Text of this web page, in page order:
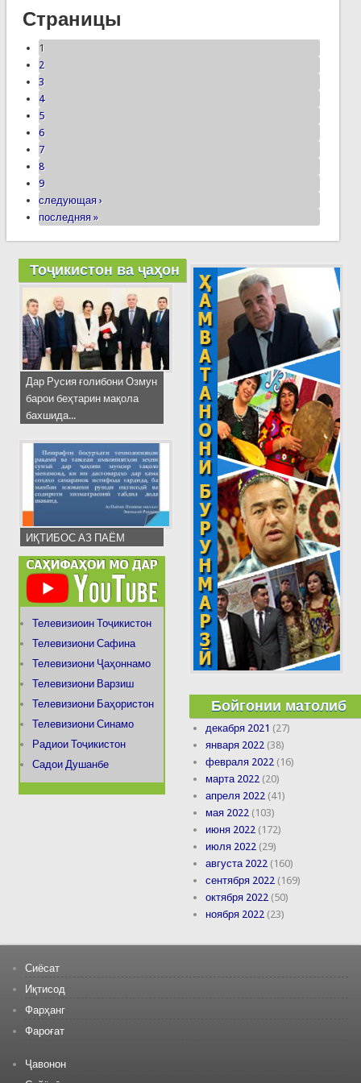
Страницы
1
2
3
4
5
6
7
8
9
следующая ›
последняя »
Тоҷикистон ва ҷаҳон
Дар Русия ғолибони Озмун
барои беҳтарин мақола
бахшида...
ИҚТИБОС АЗ ПАЁМ
Телевизиоин Тоҷикистон
Телевизиони Сафина
Телевизиони Ҷаҳоннамо
Телевизиони Варзиш
Телевизиони Баҳористон
Телевизиони Синамо
Радиои Тоҷикистон
Садои Душанбе
Бойгонии матолиб
декабря 2021 (27)
января 2022 (38)
февраля 2022 (16)
марта 2022 (20)
апреля 2022 (41)
мая 2022 (103)
июня 2022 (172)
июля 2022 (29)
августа 2022 (160)
сентября 2022 (169)
октября 2022 (50)
ноября 2022 (23)
Сиёсат
Иқтисод
Фарҳанг
Фароғат
Ҷавонон